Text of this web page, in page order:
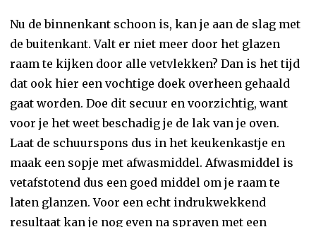
Nu de binnenkant schoon is, kan je aan de slag met
de buitenkant. Valt er niet meer door het glazen
raam te kijken door alle vetvlekken? Dan is het tijd
dat ook hier een vochtige doek overheen gehaald
gaat worden. Doe dit secuur en voorzichtig, want
voor je het weet beschadig je de lak van je oven.
Laat de schuurspons dus in het keukenkastje en
maak een sopje met afwasmiddel. Afwasmiddel is
vetafstotend dus een goed middel om je raam te
laten glanzen. Voor een echt indrukwekkend
resultaat kan je nog even na sprayen met een